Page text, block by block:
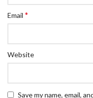
Email *
Website
Save my name, email,